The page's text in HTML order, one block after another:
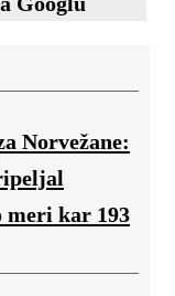
Norvežane:
meri kar 193